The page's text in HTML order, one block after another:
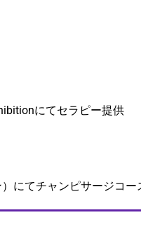
にてセラピー提供
にてチャンピサージコー